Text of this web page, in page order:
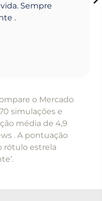
Sempre
.
o Mercado
simulações e
média de 4,9
. A pontuação
rótulo estrela